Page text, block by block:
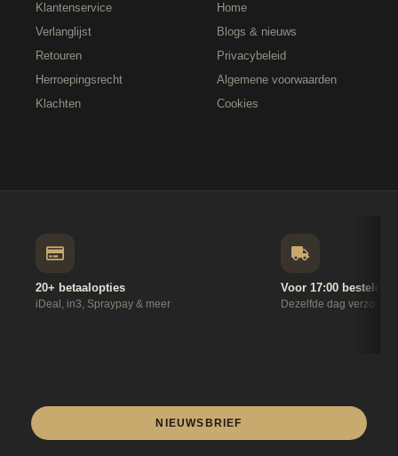
Klantenservice
Verlanglijst
Retouren
Herroepingsrecht
Klachten
Home
Blogs & nieuws
Privacybeleid
Algemene voorwaarden
Cookies
20+ betaalopties
iDeal, in3, Spraypay & meer
Voor 17:00 besteld
Dezelfde dag
NIEUWSBRIEF